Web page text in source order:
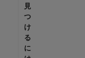
見
つ
け
る
に